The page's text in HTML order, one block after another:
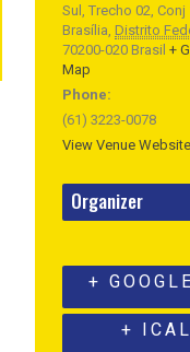
Sul, Trecho 02,
Brasília, Distrito
70200-020 Brasil +
Map
Phone:
(61) 3223-0078
View Venue Website
Organizer
+
+